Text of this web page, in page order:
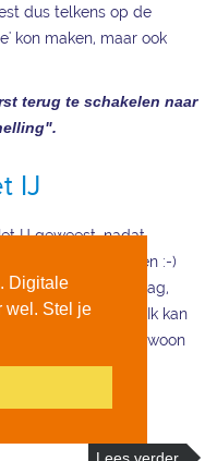
Digitale
wel. Stel je
dus telkens op de
kon maken, maar ook
terug te schakelen naar
IJ
IJ geweest, nadat
weg in is gereden :-)
vermoeiende dag,
mooie hoofdstad. Ik kan
blij ben dat ik gewoon
Apeldoorn!